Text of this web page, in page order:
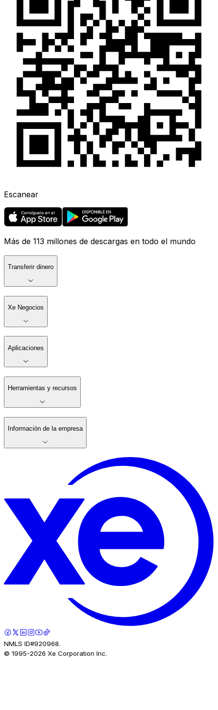
Escanear
Más de 113 millones de descargas en todo el mundo
Transferir dinero
Xe Negocios
Aplicaciones
Herramientas y recursos
Información de la empresa
NMLS ID#920968.
© 1995-2026 Xe Corporation Inc.